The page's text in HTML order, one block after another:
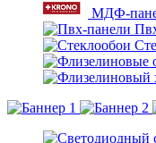
МДФ-